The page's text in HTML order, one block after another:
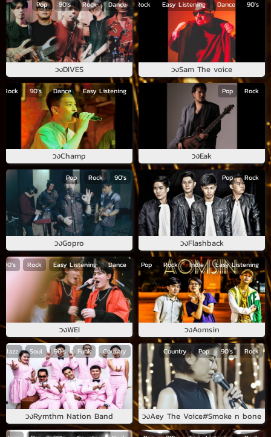
Pop 90's Rock Dance
วงDIVES
Pop Rock Easy Listening Dance 90's
วงSam The voice
Rock 90's Dance Easy Listening
วงChamp
Pop Rock
วงEak
Pop Rock 90's
วงGopro
Pop Rock
วงFlashback
90's Rock Easy Listening Dance
วงWEI
Pop Rock Indie Easy Listening
วงAomsin
Jazz Soul 90's Funk Country
วงRymthm Nation Band
Country Pop 90's Rock
วงAey The Voice#Smoke n bone